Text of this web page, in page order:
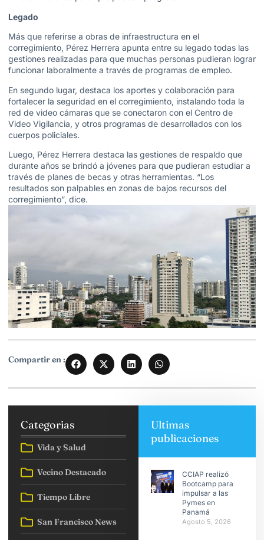
Legado
Más que referirse a obras de infraestructura en el
corregimiento, Pérez Herrera apunta entre su legado todas las
gestiones realizadas para que muchas personas pudieran lograr
funcionar laboralmente a través de programas de empleo.
En segundo lugar, destaca los aportes y colaboración para
fortalecer la seguridad en el corregimiento, instalando toda la
red de video cámaras que se conectaron con el Centro de
Video Vigilancia, y otros programas de desarrollados con los
cuerpos policiales.
Luego, Pérez Herrera destaca las gestiones de respaldo que
durante años se brindó a jóvenes para que pudieran estudiar a
través de planes de becas y otras herramientas. “Los
resultados son palpables en zonas de bajos recursos del
corregimiento”, dice.
Compartir en :
Categorias
Vida y Salud
Vecino Destacado
Tiempo Libre
San Francisco News
Ultimas
publicaciones
CCIAP realizó
Bootcamp para
impulsar a las
Pymes en
Panamá
Agosto 5, 2026